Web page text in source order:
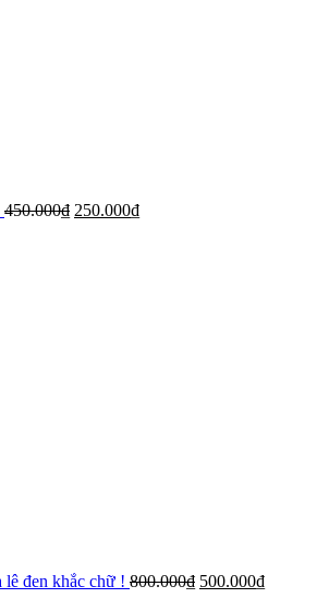
450.000₫ 250.000₫
lê đen khắc chữ ! 800.000₫ 500.000₫